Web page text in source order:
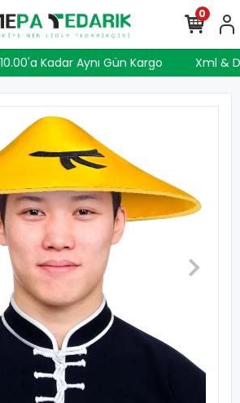
10.00'a Kadar Aynı Gün Kargo Xml &
0